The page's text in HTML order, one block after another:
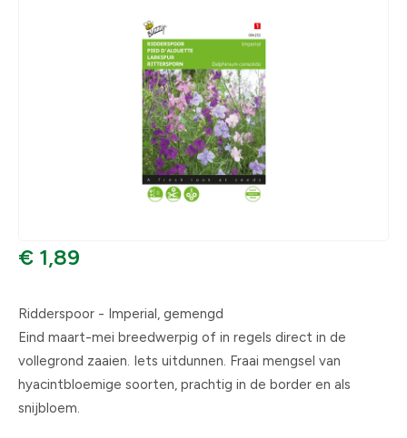
€ 1,89
Ridderspoor - Imperial, gemengd
Eind maart-mei breedwerpig of in regels direct in de
vollegrond zaaien. Iets uitdunnen. Fraai mengsel van
hyacintbloemige soorten, prachtig in de border en als
snijbloem.